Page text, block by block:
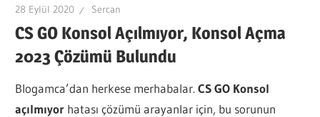
28 Eylül 2020 Sercan
CS GO Konsol Açılmıyor, Konsol Açma
2023 Çözümü Bulundu
Blogamca’dan herkese merhabalar.CS GO Konsol
açılmıyor hatası çözümü arayanlar için, bu sorunun